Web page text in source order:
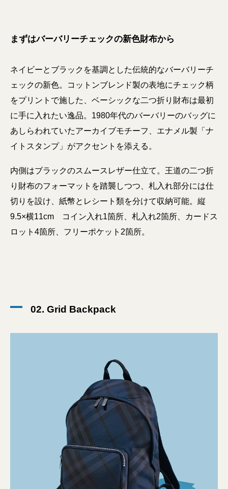
まずはバーバリーチェックの新色財布から
ネイビーとブラックを基調とした伝統的なバーバリーチ
ェックの新色。コットンブレンド製の表地にチェック柄
をプリントで施した、ベーシックな二つ折り財布は最初
に手に入れたい逸品。1980年代のバーバリーのバッグに
あしらわれていたアーカイブモチーフ、エナメル製「ナ
イトスタンプ」がアクセントを添える。
内側はブラックのスムースレザー仕立て。王道の二つ折
り財布のフォーマットを踏襲しつつ、札入れ部分には仕
切りを設け、紙幣とレシート類を分けて収納可能。縦
9.5×横11cm コイン入れ1箇所、札入れ2箇所、カードス
ロット4箇所、フリーポケット2箇所。
02. Grid Backpack